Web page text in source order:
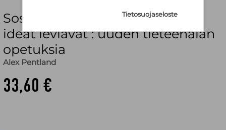
Sosiaalifysiikka : miten hyvät
ideat leviävät : uuden tieteenalan
opetuksia
Alex Pentland
33,60 €
Tietosuojaseloste